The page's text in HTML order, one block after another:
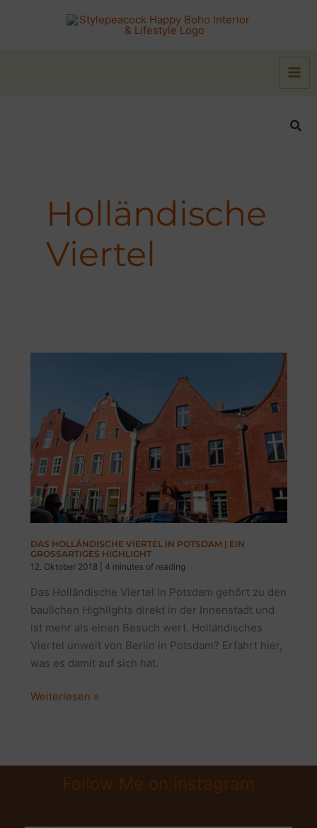
Holländische
Viertel
DAS HOLLÄNDISCHE VIERTEL IN POTSDAM | EIN
GROSSARTIGES HIGHLIGHT
12. Oktober 2018
4 minutes of reading
Das Holländische Viertel in Potsdam gehört zu den
baulichen Highlights direkt in der Innenstadt und
ist mehr als einen Besuch wert. Holländisches
Viertel unweit von Berlin in Potsdam? Erfahrt hier,
was es damit auf sich hat.
DAS
POTSDAM
Weiterlesen »
Follow Me on Instagram